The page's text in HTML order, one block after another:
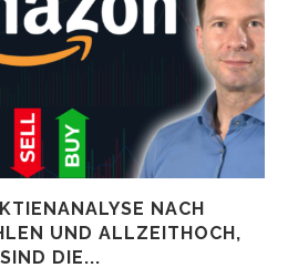
NACH
UND ALLZEITHOCH,
SIND DIE...